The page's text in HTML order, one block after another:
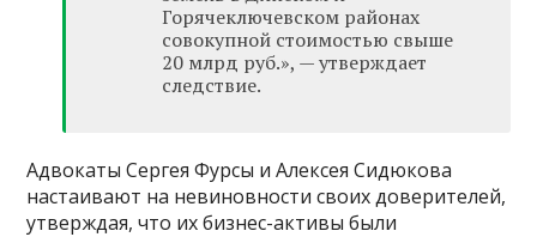
Горячеключевском районах
совокупной стоимостью свыше
20 млрд руб.», — утверждает
следствие.
Адвокаты Сергея Фурсы и Алексея Сидюкова
настаивают на невиновности своих доверителей,
утверждая, что их бизнес-активы были